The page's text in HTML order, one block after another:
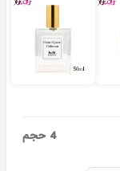
4 حجم